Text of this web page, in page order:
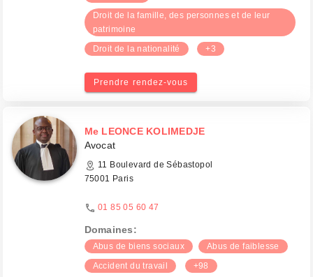
Droit de la famille, des personnes et de leur
patrimoine
Droit de la nationalité
+3
Prendre rendez-vous
Me LEONCE KOLIMEDJE
Avocat
11 Boulevard de Sébastopol
75001 Paris
01 85 05 60 47
Domaines:
Abus de biens sociaux
Abus de faiblesse
Accident du travail
+98